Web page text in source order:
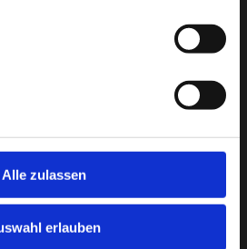
Alle zulassen
erlauben
für Informationstechnik